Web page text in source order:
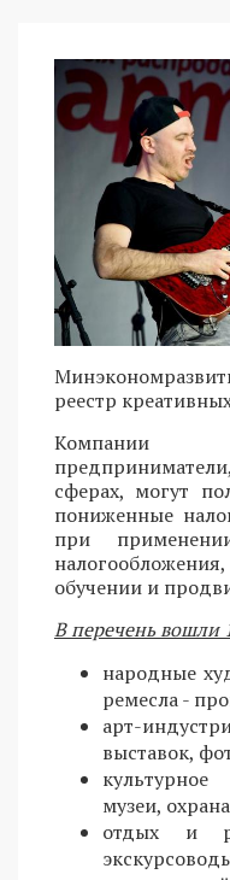
реестр
Компании
сферах, могут
пониженные
при
обучении и
В перечень вошли
народные
ремесла -
арт-
выставок,
музеи,
отдых и